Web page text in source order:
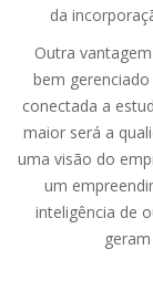
da
Outra
bem
conectada a
maior será a
uma visão do
um
inteligência de